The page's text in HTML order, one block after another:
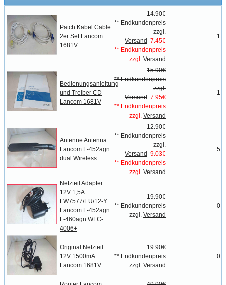
Patch Kabel Cable
2er Set Lancom
1681V
14.90€
** Endkundenpreis
zzgl.
Versand 7.45€
** Endkundenpreis
zzgl. Versand
1
Bedienungsanleitung
und Treiber CD
Lancom 1681V
15.90€
** Endkundenpreis
zzgl.
Versand 7.95€
** Endkundenpreis
zzgl. Versand
1
Antenne Antenna
Lancom L-452agn
dual Wireless
12.90€
** Endkundenpreis
zzgl.
Versand 9.03€
** Endkundenpreis
zzgl. Versand
5
Netzteil Adapter
12V 1,5A
FW7577/EU/12-Y
Lancom L-452agn
L-460agn WLC-
4006+
19.90€
** Endkundenpreis
zzgl. Versand
0
Original Netzteil
12V 1500mA
Lancom 1681V
19.90€
** Endkundenpreis
zzgl. Versand
0